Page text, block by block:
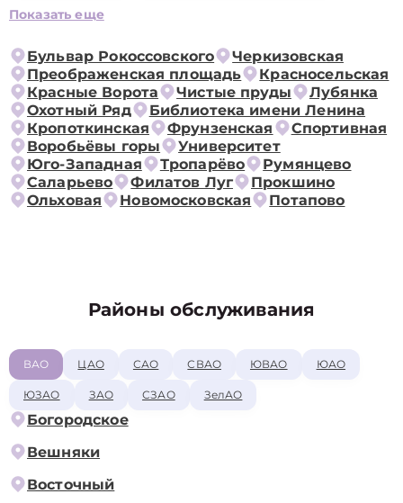
Показать еще
Бульвар Рокоссовского
Черкизовская
Преображенская площадь
Красносельская
Красные Ворота
Чистые пруды
Лубянка
Охотный Ряд
Библиотека имени Ленина
Кропоткинская
Фрунзенская
Спортивная
Воробьёвы горы
Университет
Юго-Западная
Тропарёво
Румянцево
Саларьево
Филатов Луг
Прокшино
Ольховая
Новомосковская Потапово
Районы обслуживания
ВАО ЦАО САО СВАО ЮВАО ЮАО
ЮЗАО ЗАО СЗАО ЗелАО
Богородское
Вешняки
Восточный